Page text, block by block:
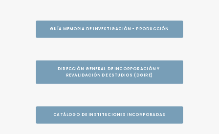
GUÍA MEMORIA DE INVESTIGACIÓN - PRODUCCIÓN
DIRECCIÓN GENERAL DE INCORPORACIÓN Y
REVALIDACIÓN DE ESTUDIOS (DGIRE)
CATÁLOGO DE INSTITUCIONES INCORPORADAS